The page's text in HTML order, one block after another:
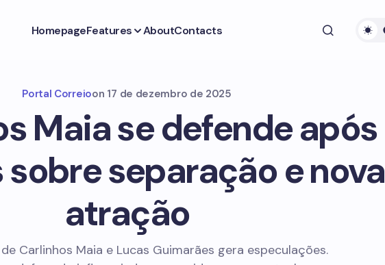
HomepageFeatures AboutContacts
Portal Correioon 17 de dezembro de 2025
Maia se defende após
separação e nova
atração
Carlinhos Maia e Lucas Guimarães gera especulações.